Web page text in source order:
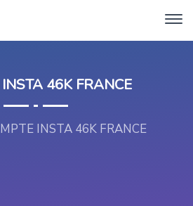
46K FRANCE
INSTA 46K FRANCE